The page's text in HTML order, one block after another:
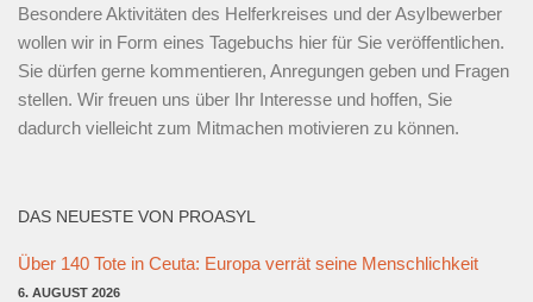
Besondere Aktivitäten des Helferkreises und der Asylbewerber
wollen wir in Form eines Tagebuchs hier für Sie veröffentlichen.
Sie dürfen gerne kommentieren, Anregungen geben und Fragen
stellen. Wir freuen uns über Ihr Interesse und hoffen, Sie
dadurch vielleicht zum Mitmachen motivieren zu können.
DAS NEUESTE VON PROASYL
Über 140 Tote in Ceuta: Europa verrät seine Menschlichkeit
6. AUGUST 2026